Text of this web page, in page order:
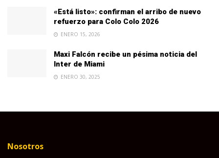
«Está listo»: confirman el arribo de nuevo
refuerzo para Colo Colo 2026
ENERO 15, 2026
Maxi Falcón recibe un pésima noticia del
Inter de Miami
ENERO 30, 2025
Nosotros